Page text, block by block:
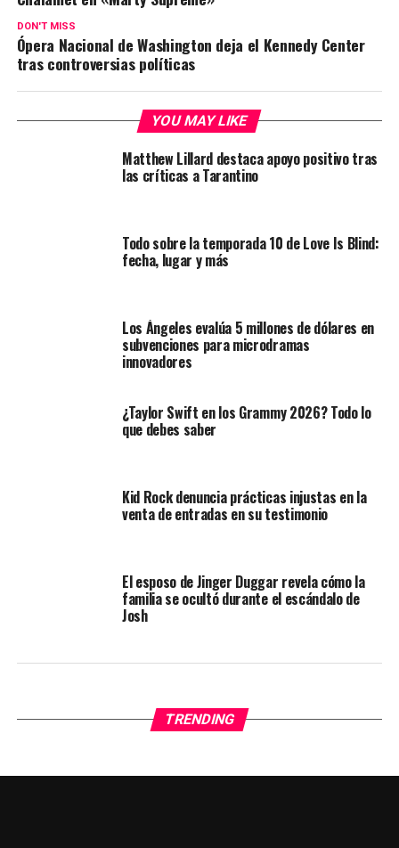
DON'T MISS
Ópera Nacional de Washington deja el Kennedy Center
tras controversias políticas
YOU MAY LIKE
Matthew Lillard destaca apoyo positivo tras
las críticas a Tarantino
Todo sobre la temporada 10 de Love Is Blind:
fecha, lugar y más
Los Ángeles evalúa 5 millones de dólares en
subvenciones para microdramas
innovadores
¿Taylor Swift en los Grammy 2026? Todo lo
que debes saber
Kid Rock denuncia prácticas injustas en la
venta de entradas en su testimonio
El esposo de Jinger Duggar revela cómo la
familia se ocultó durante el escándalo de
Josh
TRENDING